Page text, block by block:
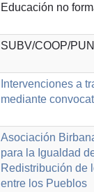
Educación no
SUBV/COOP/
Intervenciones a
mediante
Asociación
para la Igualdad
Redistribución de
entre los Pueblos